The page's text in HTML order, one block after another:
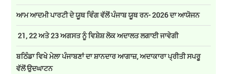
ਆਮ ਆਦਮੀ ਪਾਰਟੀ ਦੇ ਯੂਥ ਵਿੰਗ ਵੱਲੋਂ ਪੰਜਾਬ ਯੂਥ ਰਨ- 2026 ਦਾ ਆਯੋਜਨ
21, 22 ਅਤੇ 23 ਅਗਸਤ ਨੂੰ ਵਿਸ਼ੇਸ਼ ਲੋਕ ਅਦਾਲਤ ਲਗਾਈ ਜਾਵੇਗੀ
ਬਠਿੰਡਾ ਵਿਖੇ ਮੇਲਾ ਪੰਜਾਬਣਾਂ ਦਾ ਸ਼ਾਨਦਾਰ ਆਗਾਜ਼, ਅਦਾਕਾਰਾ ਪ੍ਰੀਤੀ ਸਪਰੂ
ਵੱਲੋਂ ਉਦਘਾਟਨ